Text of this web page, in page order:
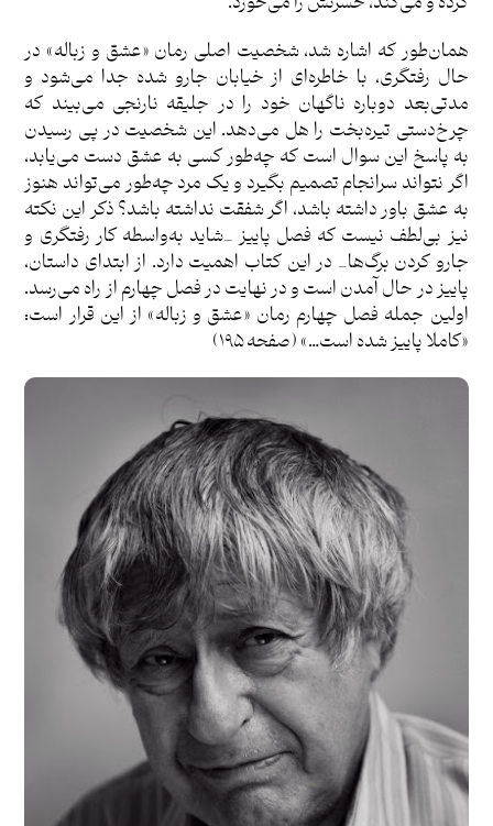
همان‌طور که اشاره شد، شخصیت اصلی رمان «عشق و زباله» در
حال رفتگری، با خاطره‌ای از خیابان جارو شده جدا می‌شود و
مدتی‌بعد دوباره ناگهان خود را در جلیقه نارنجی می‌بیند که
چرخ‌دستی تیره‌بخت را هل می‌دهد. این شخصیت در پی رسیدن
به پاسخ این سوال است که چه‌طور کسی به عشق دست می‌یابد،
اگر نتواند سرانجام تصمیم بگیرد و یک مرد چه‌طور می‌تواند هنوز
به عشق باور داشته باشد، اگر شفقت نداشته باشد؟ ذکر این نکته
نیز بی‌لطف نیست که فصل پاییز _شاید به‌واسطه کار رفتگری و
جارو کردن برگ‌ها_ در این کتاب اهمیت دارد. از ابتدای داستان،
پاییز در حال آمدن است و در نهایت در فصل چهارم از راه می‌رسد.
اولین جمله فصل چهارم رمان «عشق و زباله» از این قرار است:
«کاملا پاییز شده است…» (صفحه ۱۹۵)